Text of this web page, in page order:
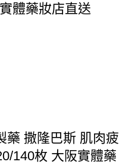
體藥妝店直送
藥 撒隆巴斯 肌肉疲
140枚 大阪實體藥